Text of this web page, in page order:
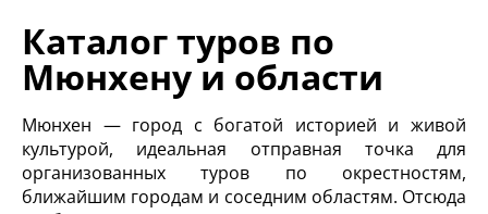
Каталог туров по
Мюнхену и области
Мюнхен — город с богатой историей и живой
культурой, идеальная отправная точка для
организованных туров по окрестностям,
ближайшим городам и соседним областям. Отсюда